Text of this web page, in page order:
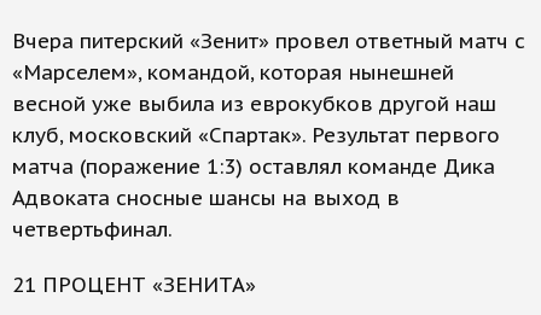
Вчера питерский «Зенит» провел ответный матч с
«Марселем», командой, которая нынешней
весной уже выбила из еврокубков другой наш
клуб, московский «Спартак». Результат первого
матча (поражение 1:3) оставлял команде Дика
Адвоката сносные шансы на выход в
четвертьфинал.
21 ПРОЦЕНТ «ЗЕНИТА»